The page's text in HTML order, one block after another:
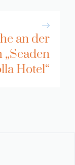
an der
Hotel“